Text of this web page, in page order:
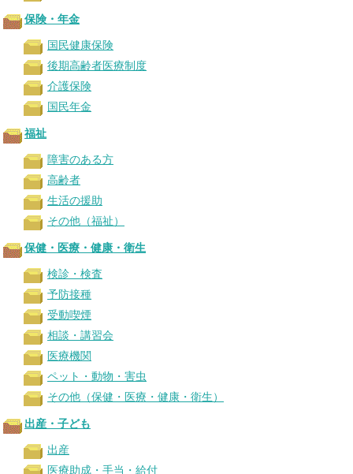
保険・年金
国民健康保険
後期高齢者医療制度
介護保険
国民年金
福祉
障害のある方
高齢者
生活の援助
その他（福祉）
保健・医療・健康・衛生
検診・検査
予防接種
受動喫煙
相談・講習会
医療機関
ペット・動物・害虫
その他（保健・医療・健康・衛生）
出産・子ども
出産
医療助成・手当・給付